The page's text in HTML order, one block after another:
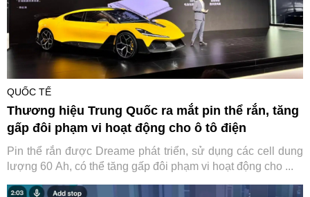
QUỐC TẾ
Thương hiệu Trung Quốc ra mắt pin thể rắn, tăng
gấp đôi phạm vi hoạt động cho ô tô điện
Pin thể rắn được Dreame phát triển, sử dụng các cell dung
lượng 60 Ah, có thể tăng gấp đôi phạm vi hoạt động cho ...